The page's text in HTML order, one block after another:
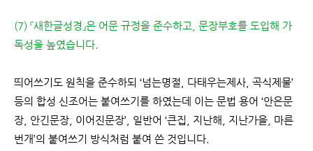
(7) 『새한글성경』은 어문 규정을 준수하고, 문장부호를 도입해 가
독성을 높였습니다.
띄어쓰기도 원칙을 준수하되 ‘넘는명절, 다태우는제사, 곡식제물’
등의 합성 신조어는 붙여쓰기를 하였는데 이는 문법 용어 ‘안은문
장, 안긴문장, 이어진문장’, 일반어 ‘큰집, 지난해, 지난가을, 마른
번개’의 붙여쓰기 방식처럼 붙여 쓴 것입니다.